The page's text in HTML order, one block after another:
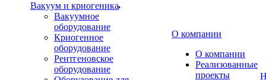
Вакуум и криогеника
Вакуумное
оборудование
Криогенное
оборудование
Рентгеновское
оборудование
О компании
О компании
Реализованные
проекты